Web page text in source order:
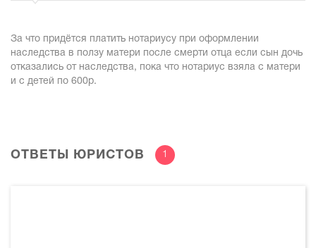
За что придётся платить нотариусу при оформлении
наследства в ползу матери после смерти отца если сын дочь
отказались от наследства, пока что нотариус взяла с матери
и с детей по 600р.
ОТВЕТЫ ЮРИСТОВ 1